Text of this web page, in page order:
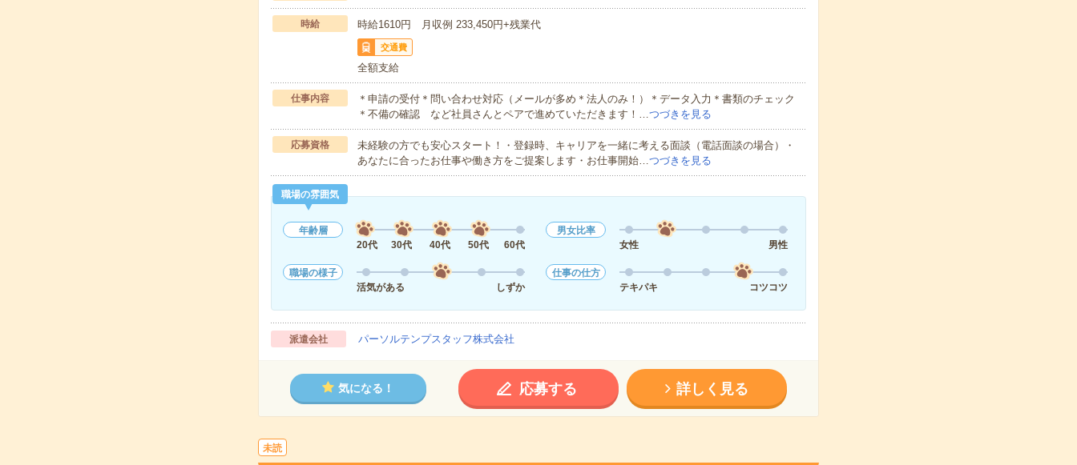
時給 時給1610円 月収例 233,450円+残業代
交通費
全額支給
仕事内容
＊申請の受付＊問い合わせ対応（メールが多め＊法人のみ！）＊データ入力＊書類のチェック
＊不備の確認 など社員さんとペアで進めていただきます！…つづきを見る
応募資格
未経験の方でも安心スタート！・登録時、キャリアを一緒に考える面談（電話面談の場合）・
あなたに合ったお仕事や働き方をご提案します・お仕事開始…つづきを見る
職場の雰囲気
年齢層
20代
30代 40代 50代 60代
男女比率
女性
男性
職場の様子
活気がある
しずか
仕事の仕方
テキパキ
コツコツ
派遣会社 パーソルテンプスタッフ株式会社
気になる！ 応募する 詳しく見る
未読